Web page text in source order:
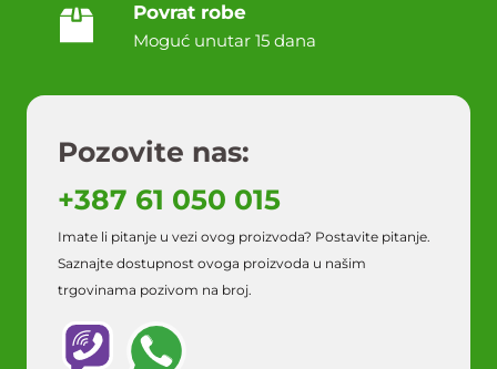
Povrat robe
Moguć unutar 15 dana
Pozovite nas:
+387 61 050 015
Imate li pitanje u vezi ovog proizvoda? Postavite pitanje.
Saznajte dostupnost ovoga proizvoda u našim
trgovinama pozivom na broj.